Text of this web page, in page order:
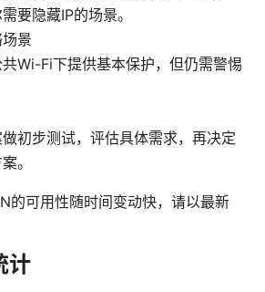
要隐藏IP的场景。
景
Wi-Fi下提供基本保护，但仍需警惕
初步测试，评估具体需求，再决定
。
的可用性随时间变动快，请以最新
计